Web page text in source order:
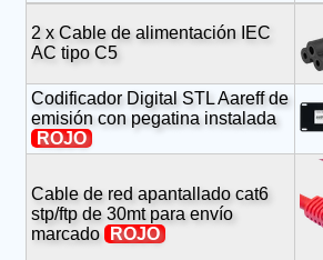
2 x Cable de alimentación IEC
AC tipo C5
Codificador Digital STL Aareff de
emisión con pegatina instalada
ROJO
Cable de red apantallado cat6
stp/ftp de 30mt para envío
marcado
ROJO